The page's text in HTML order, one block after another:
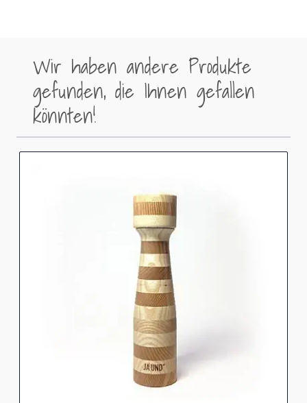
Wir haben andere Produkte
gefunden, die Ihnen gefallen
könnten!